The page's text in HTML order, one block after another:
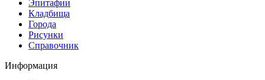
Эпитафии
Кладбища
Города
Рисунки
Справочник
Информация